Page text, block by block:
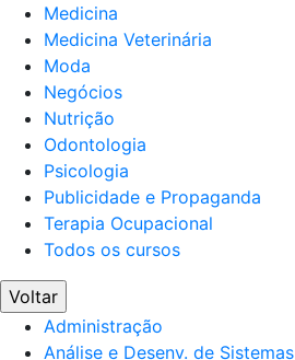
Medicina
Medicina Veterinária
Moda
Negócios
Nutrição
Odontologia
Psicologia
Publicidade e Propaganda
Terapia Ocupacional
Todos os cursos
Voltar
Administração
Análise e Desenv. de Sistemas